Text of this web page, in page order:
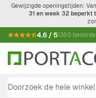
Ga naar de inhoud
Gewijzigde openingstijden:
31 en week 32 beperkt
4.6 / 51350
Doorzoek de hele winkel